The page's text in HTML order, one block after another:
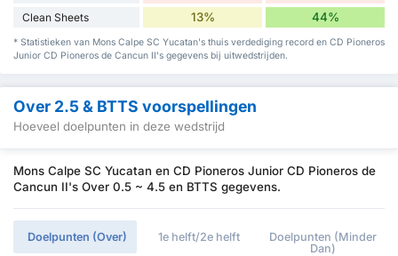
Clean Sheets 13% 44%
* Statistieken van Mons Calpe SC Yucatan's thuis verdediging record en CD Pioneros
Junior CD Pioneros de Cancun II's gegevens bij uitwedstrijden.
Over 2.5 & BTTS voorspellingen
Hoeveel doelpunten in deze wedstrijd
Mons Calpe SC Yucatan en CD Pioneros Junior CD Pioneros de
Cancun II's Over 0.5 ~ 4.5 en BTTS gegevens.
Doelpunten (Over) 1e helft/2e helft
Doelpunten (Minder
Dan)